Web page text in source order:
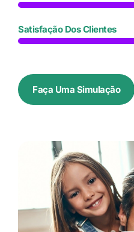
Satisfação Dos Clientes
Faça Uma Simulação